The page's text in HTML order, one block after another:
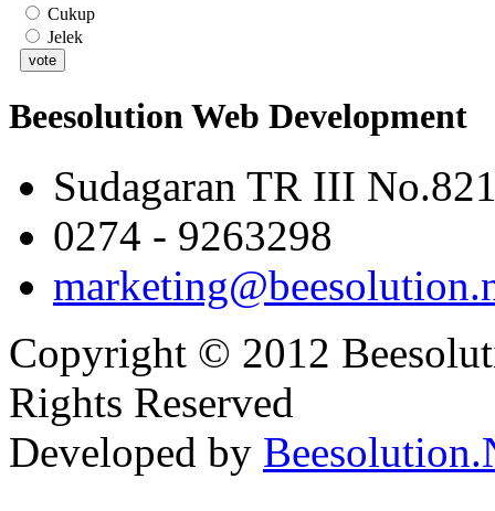
Cukup
Jelek
Beesolution Web Development
Sudagaran TR III
0274 - 9263298
Copyright © 2012
Rights Reserved
Developed by